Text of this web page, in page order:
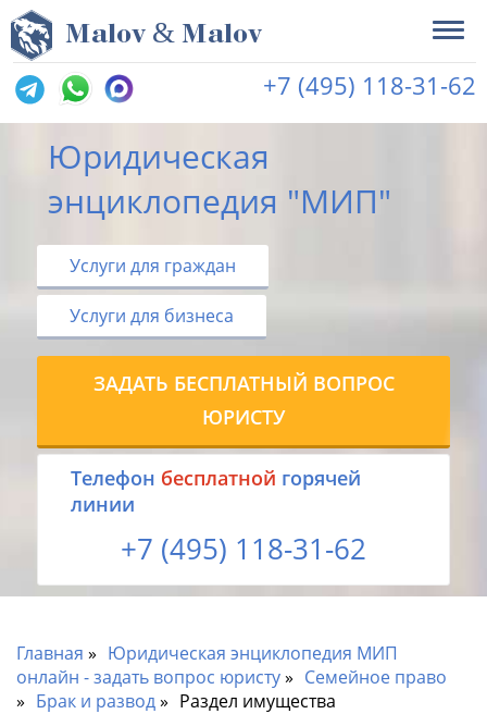
Malov & Malov
+7 (495) 118-31-62
Юридическая
энциклопедия "МИП"
Услуги для граждан
Услуги для бизнеса
ЗАДАТЬ БЕСПЛАТНЫЙ ВОПРОС
ЮРИСТУ
Tелефон бесплатной горячей
линии
+7 (495) 118-31-62
Главная
Юридическая энциклопедия МИП
онлайн - задать вопрос юристу
Семейное право
Брак и развод
Раздел имущества